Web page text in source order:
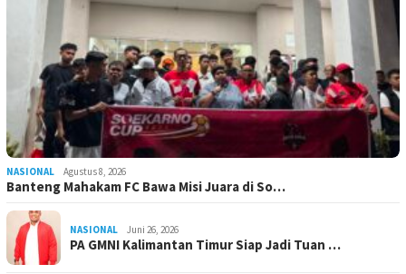
NASIONAL Agustus 8, 2026
Banteng Mahakam FC Bawa Misi Juara di So…
NASIONAL Juni 26, 2026
PA GMNI Kalimantan Timur Siap Jadi Tuan …